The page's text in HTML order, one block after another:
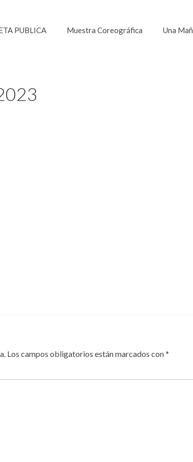
PUBLICA Muestra Coreográfica Una
Los campos obligatorios están marcados con*